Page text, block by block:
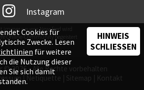
Instagram
immer neuem Newsfeed wird
Online-Community begeistert
© 2026 - Alle Rechte vorbehalten
| Netiquette | Sitemap | Kontakt
Cookies für
Zwecke. Lesen
für weitere
die Nutzung dieser
Sie sich damit
HINWEIS
SCHLIESSEN